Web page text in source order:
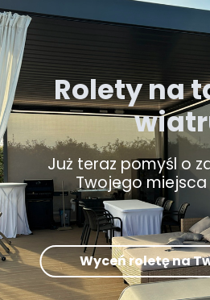
Rolety na
Już teraz pomyśl o
Twojego
Wyceń roletę na